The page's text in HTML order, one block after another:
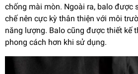
chống mài mòn. Ngoài ra, balo được
chế nên cực kỳ thân thiện với môi
năng lượng. Balo cũng được thiết kế
phong cách hơn khi sử dụng.